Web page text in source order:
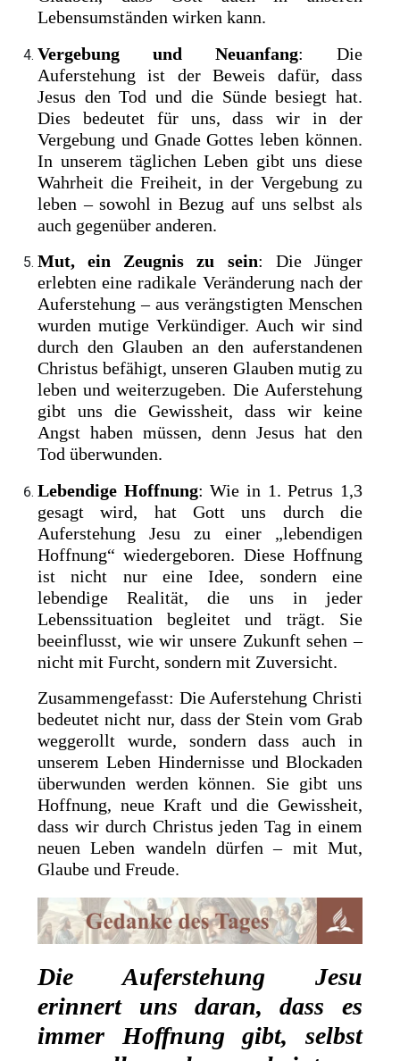
Lebensumständen wirken kann.
Vergebung und Neuanfang: Die
Auferstehung ist der Beweis dafür, dass
Jesus den Tod und die Sünde besiegt hat.
Dies bedeutet für uns, dass wir in der
Vergebung und Gnade Gottes leben können.
In unserem täglichen Leben gibt uns diese
Wahrheit die Freiheit, in der Vergebung zu
leben – sowohl in Bezug auf uns selbst als
auch gegenüber anderen.
Mut, ein Zeugnis zu sein: Die Jünger
erlebten eine radikale Veränderung nach der
Auferstehung – aus verängstigten Menschen
wurden mutige Verkündiger. Auch wir sind
durch den Glauben an den auferstandenen
Christus befähigt, unseren Glauben mutig zu
leben und weiterzugeben. Die Auferstehung
gibt uns die Gewissheit, dass wir keine
Angst haben müssen, denn Jesus hat den
Tod überwunden.
Lebendige Hoffnung: Wie in 1. Petrus 1,3
gesagt wird, hat Gott uns durch die
Auferstehung Jesu zu einer „lebendigen
Hoffnung“ wiedergeboren. Diese Hoffnung
ist nicht nur eine Idee, sondern eine
lebendige Realität, die uns in jeder
Lebenssituation begleitet und trägt. Sie
beeinflusst, wie wir unsere Zukunft sehen –
nicht mit Furcht, sondern mit Zuversicht.
Zusammengefasst: Die Auferstehung Christi
bedeutet nicht nur, dass der Stein vom Grab
weggerollt wurde, sondern dass auch in
unserem Leben Hindernisse und Blockaden
überwunden werden können. Sie gibt uns
Hoffnung, neue Kraft und die Gewissheit,
dass wir durch Christus jeden Tag in einem
neuen Leben wandeln dürfen – mit Mut,
Glaube und Freude.
Die Auferstehung Jesu
erinnert uns daran, dass es
immer Hoffnung gibt, selbst